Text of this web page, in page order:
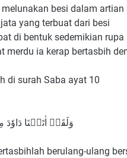
besi dalam
yang terbuat dari besi
di bentuk sedemikian rupa
ia kerap bertasbih
di surah Saba ayat 10
وَلَقَدۡ اٰتَيۡنَا
berulang-ulang